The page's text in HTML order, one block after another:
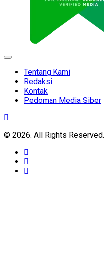
Expand
Tentang Kami
Redaksi
Kontak
Pedoman Media Siber
© 2026. All Rights Reserved.